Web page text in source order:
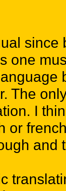
since
one
The
I
or
and